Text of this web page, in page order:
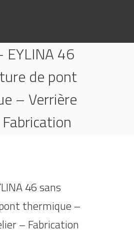
EYLINA 46
de pont
– Verrière
ATELIER – FABRICATION
46 sans
thermique –
– Fabrication